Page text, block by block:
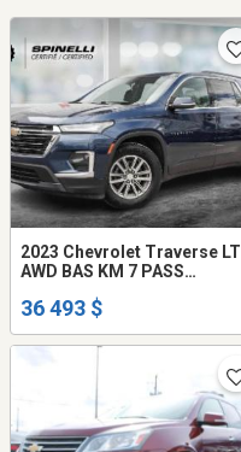
2023 Chevrolet Traverse LT
AWD BAS KM 7 PASS
36 493 $